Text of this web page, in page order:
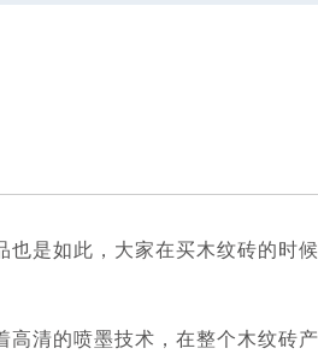
是如此，大家在买木纹砖的时
清的喷墨技术，在整个木纹砖